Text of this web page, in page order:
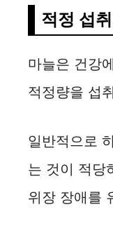
적정 섭
마늘은 건강
적정량을 섭
일반적으로
는 것이 적당
위장 장애를